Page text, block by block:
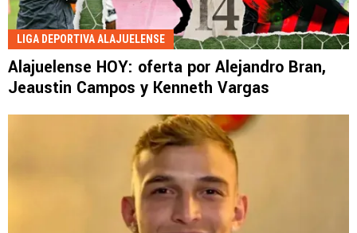
LIGA DEPORTIVA ALAJUELENSE
Alajuelense HOY: oferta por Alejandro Bran,
Jeaustin Campos y Kenneth Vargas